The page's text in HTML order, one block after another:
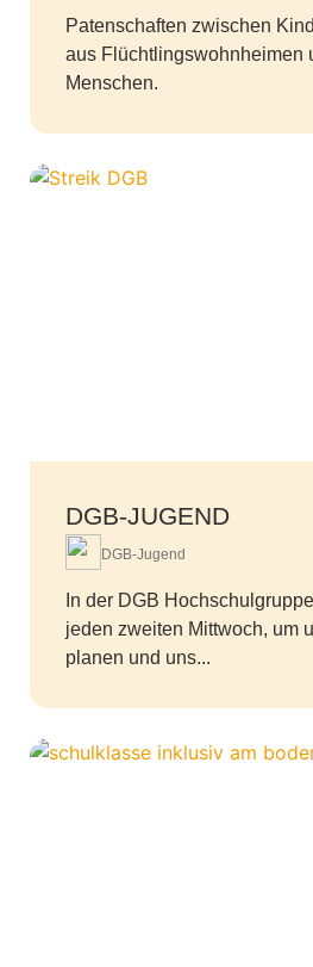
Patenschaften zwischen
aus Flüchtlingswohnheimen
Menschen.
DGB-JUGEND
DGB-Jugend
In der DGB
jeden zweiten Mittwoch, um
planen und uns...